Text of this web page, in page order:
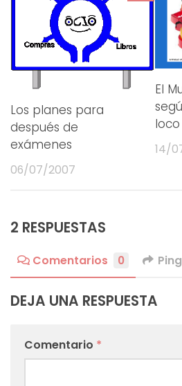
Los planes para
después de
exámenes
06/07/2007
El
loco
14/
2 RESPUESTAS
Comentarios 0
DEJA UNA RESPUESTA
Comentario *